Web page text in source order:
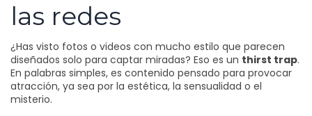
las redes
¿Has visto fotos o videos con mucho estilo que parecen
diseñados solo para captar miradas? Eso es un thirst trap.
En palabras simples, es contenido pensado para provocar
atracción, ya sea por la estética, la sensualidad o el
misterio.